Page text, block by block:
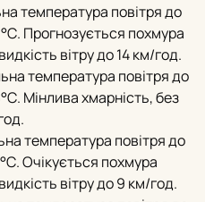
температура повітря до
Прогнозується похмура
вітру до 14 км/год.
температура повітря до
Мінлива хмарність, без
температура повітря до
Очікується похмура
вітру до 9 км/год.